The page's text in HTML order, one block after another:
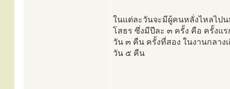
ในแต่ละวันจะมีผู้คนหลั่งไหลไป
โสธร ซึ่งมีปีละ ๓ ครั้ง คือ ครั้งแ
วัน ๓ คืน ครั้งที่สอง ในงานกลา
วัน ๕ คืน